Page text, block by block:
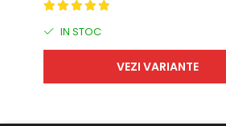
IN STOC
VEZI VARIANTE